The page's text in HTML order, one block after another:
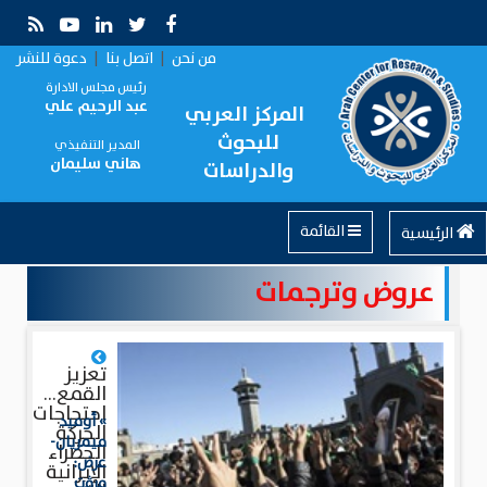
من نحن | اتصل بنا | دعوة للنشر
المركز العربي
للبحوث
والدراسات
رئيس مجلس الادارة
عبد الرحيم علي
المدير التنفيذي
هاني سليمان
الرئيسية
عروض وترجمات
تعزيز
القمع...
احتجاجات
الحركة
الخضراء
الإيرانية
» أوميد
ميمريان-
عرض: